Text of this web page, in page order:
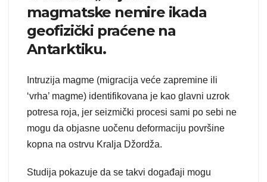
magmatske nemire ikada
geofizički praćene na
Antarktiku.
Intruzija magme (migracija veće zapremine ili
‘vrha’ magme) identifikovana je kao glavni uzrok
potresa roja, jer seizmički procesi sami po sebi ne
mogu da objasne uočenu deformaciju površine
kopna na ostrvu Kralja Džordža.
Studija pokazuje da se takvi događaji mogu